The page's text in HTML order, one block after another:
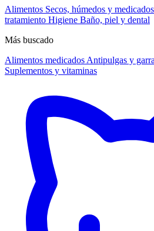
Alimentos Secos, húmedos y medicados
tratamiento Higiene Baño, piel y dental
Más buscado
Alimentos medicados Antipulgas y
Suplementos y vitaminas